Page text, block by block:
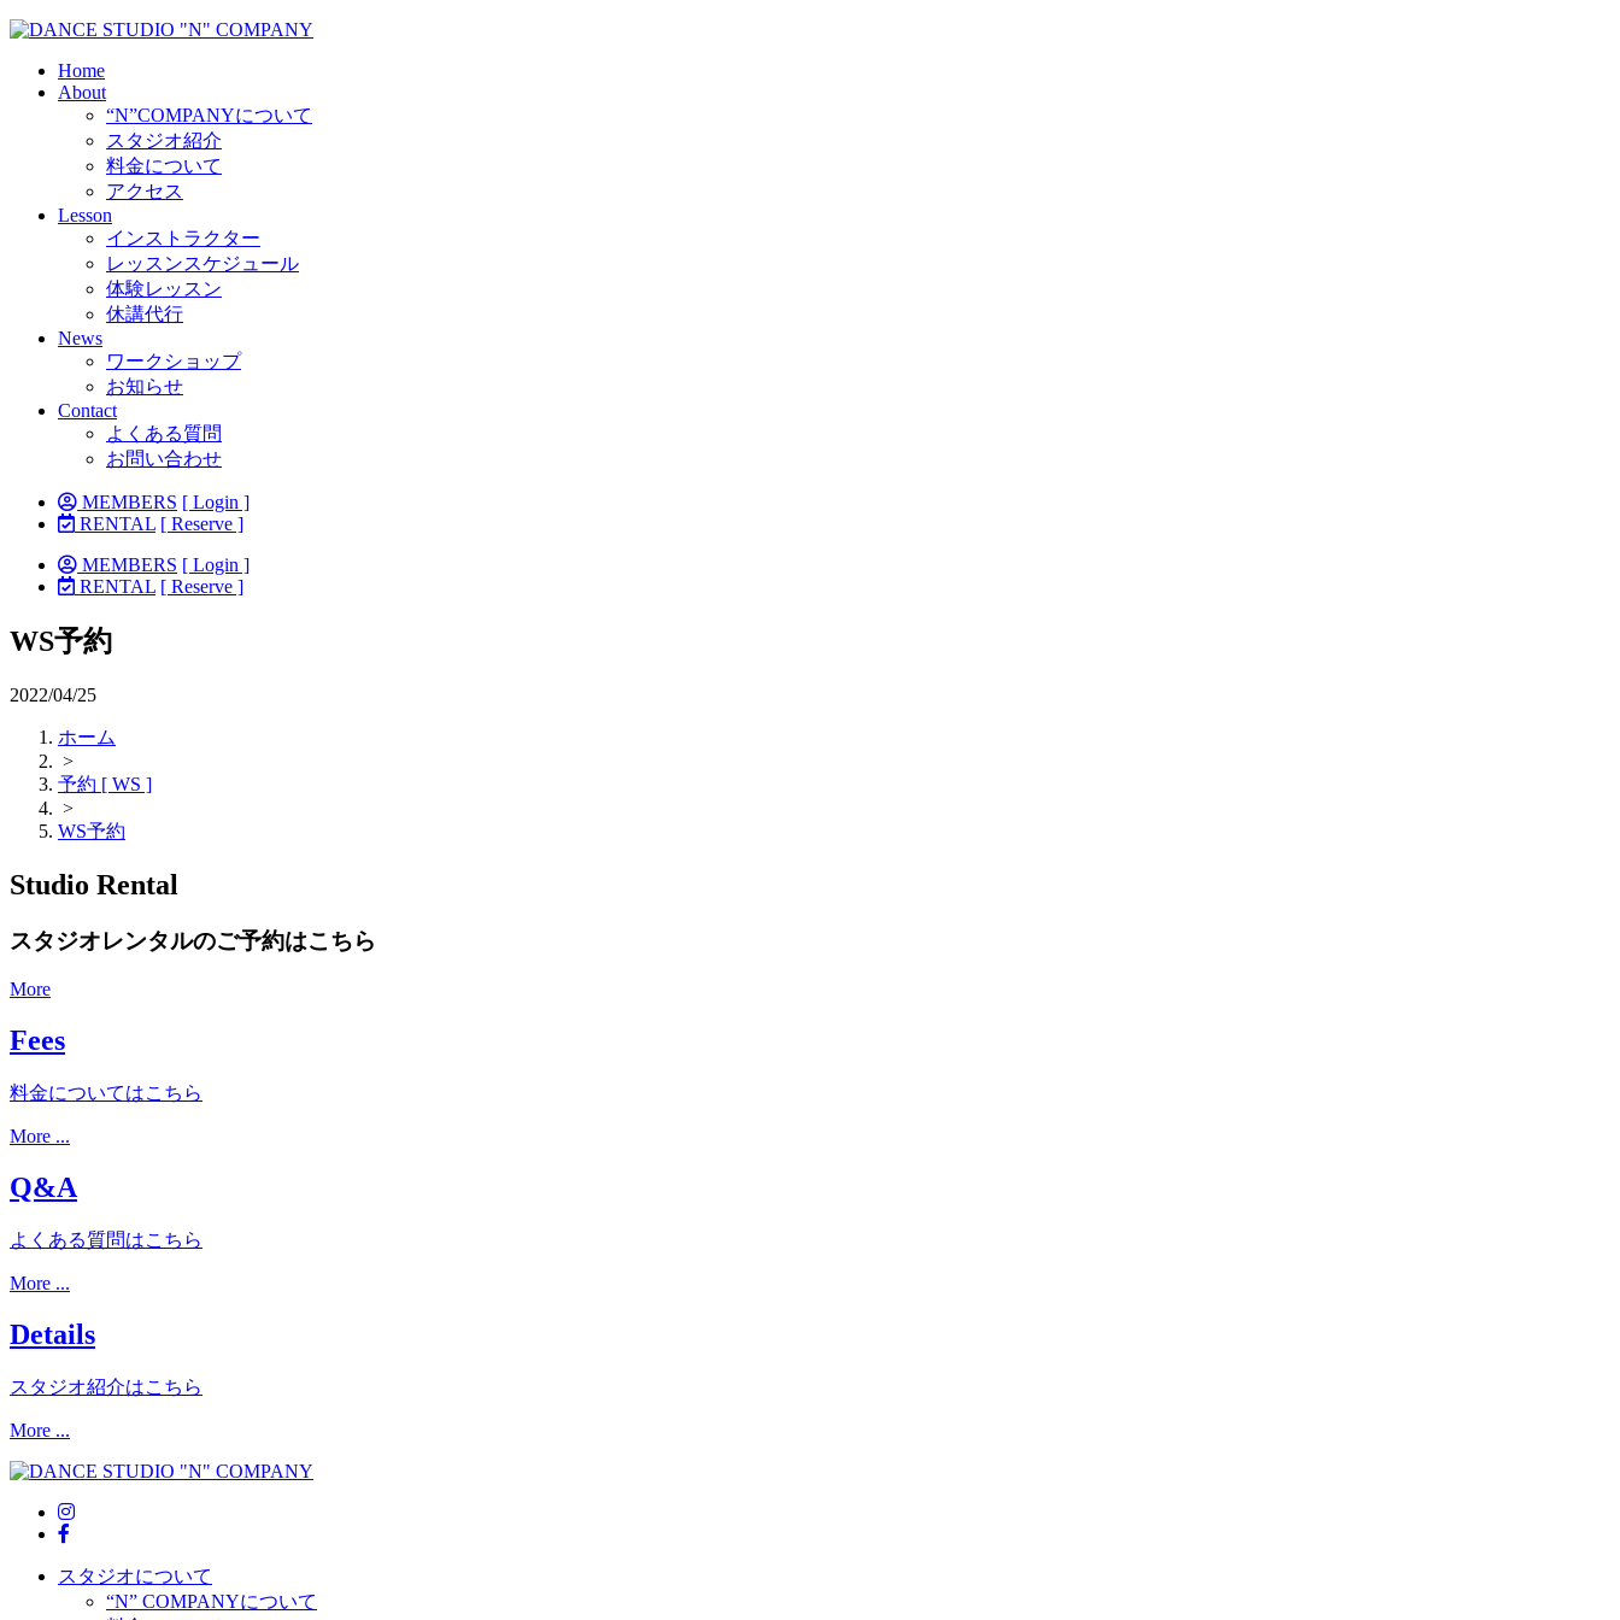
Home
About
“N”COMPANYについて
スタジオ紹介
料金について
アクセス
Lesson
インストラクター
レッスンスケジュール
体験レッスン
休講代行
News
ワークショップ
お知らせ
Contact
よくある質問
お問い合わせ
MEMBERS [ Login ]
RENTAL [ Reserve ]
MEMBERS [ Login ]
RENTAL [ Reserve ]
WS予約
2022/04/25
ホーム
>
予約 [ WS ]
>
WS予約
Studio Rental
スタジオレンタルのご予約はこちら
More
Fees
料金についてはこちら
More ...
Q&A
よくある質問はこちら
More ...
Details
スタジオ紹介はこちら
More ...
スタジオについて
“N” COMPANYについて